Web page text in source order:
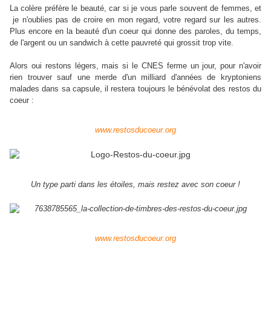
La colère préfère le beauté, car si je vous parle souvent de femmes, et
je n'oublies pas de croire en mon regard, votre regard sur les autres.
Plus encore en la beauté d'un coeur qui donne des paroles, du temps,
de l'argent ou un sandwich à cette pauvreté qui grossit trop vite.
Alors oui restons légers, mais si le CNES ferme un jour, pour n'avoir
rien trouver sauf une merde d'un milliard d'années de kryptoniens
malades dans sa capsule, il restera toujours le bénévolat des restos du
coeur :
www.restosducoeur.org
Un type parti dans les étoiles, mais restez avec son coeur !
www.restosducoeur.org